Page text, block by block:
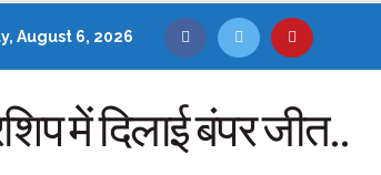
August 6, 2026
में दिलाई बंपर जीत..